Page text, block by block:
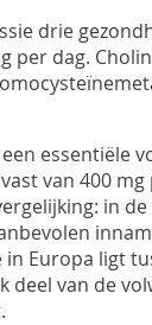
drie
per dag.
essentiële
van 400
in
Europa ligt
deel van de